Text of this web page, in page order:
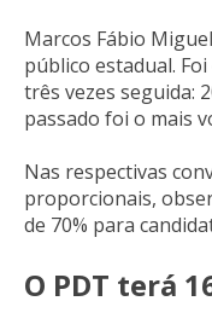
Marcos Fábio
público estadual.
três vezes seguida:
passado foi o mais
Nas respectivas
proporcionais,
de 70% para
O PDT terá